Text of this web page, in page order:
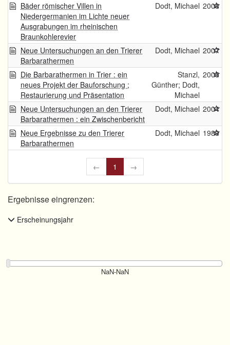
Bäder römischer Villen in
Niedergermanien im Lichte neuer
Ausgrabungen im rheinischen
Braunkohlerevier
Dodt, Michael 2008
Neue Untersuchungen an den Trierer
Barbarathermen
Dodt, Michael 2007
Die Barbarathermen in Trier : ein
neues Projekt der Bauforschung ;
Restaurierung und Präsentation
Stanzl,
Günther; Dodt,
Michael
2005
Neue Untersuchungen an den Trierer
Barbarathermen : ein Zwischenbericht
Dodt, Michael 2004
Neue Ergebnisse zu den Trierer
Barbarathermen
Dodt, Michael 1989
← 1 →
Ergebnisse eingrenzen:
Erscheinungsjahr